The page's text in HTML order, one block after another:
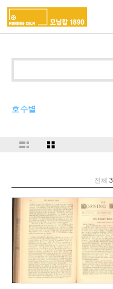
호수별
전체 3